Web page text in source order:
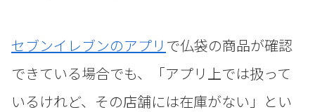
セブンイレブンのアプリ で仏袋の商品が確認
できている場合でも、「アプリ上では扱って
いるけれど、その店舗には在庫がない」とい